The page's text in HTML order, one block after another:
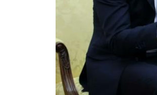
СЕГОДНЯ
ПОЛЯ БИТВЫ 2024